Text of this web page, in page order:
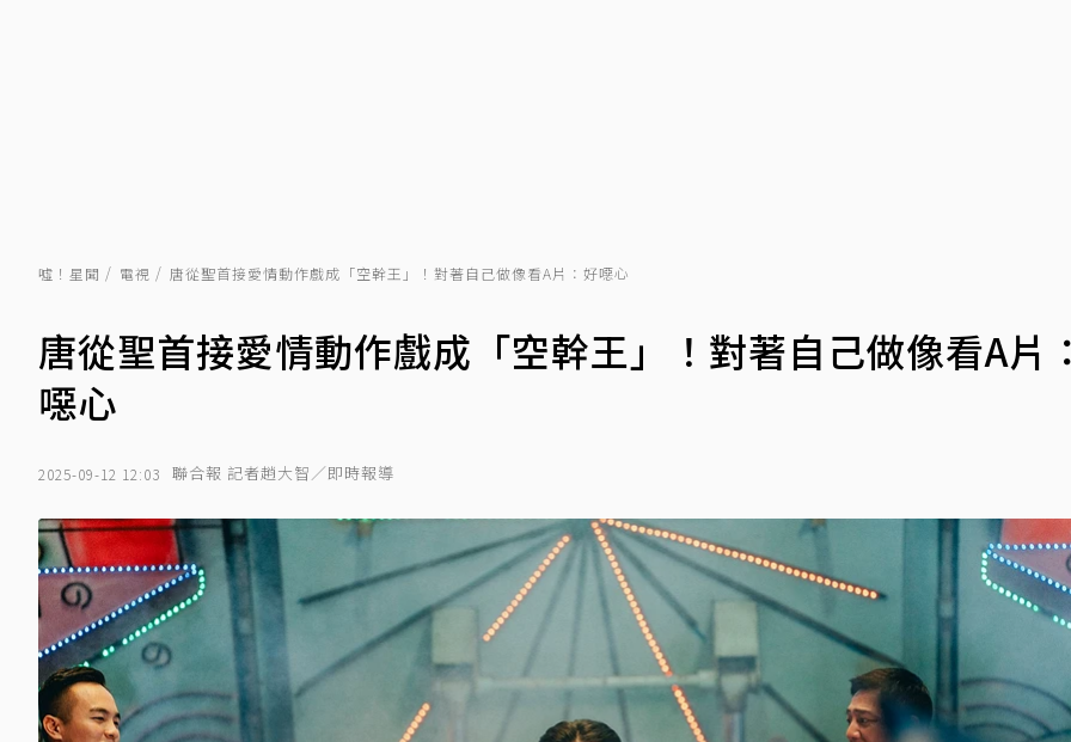
噓！星聞 電視 唐從聖首接愛情動作戲成「空幹王」！對著自己做像看A片：好噁心
唐從聖首接愛情動作戲成「空幹王」！對著自己做像看A片
噁心
2025-09-12 12:03 聯合報 記者趙大智／即時報導